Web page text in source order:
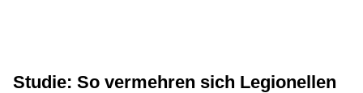
Studie: So vermehren sich Legionellen